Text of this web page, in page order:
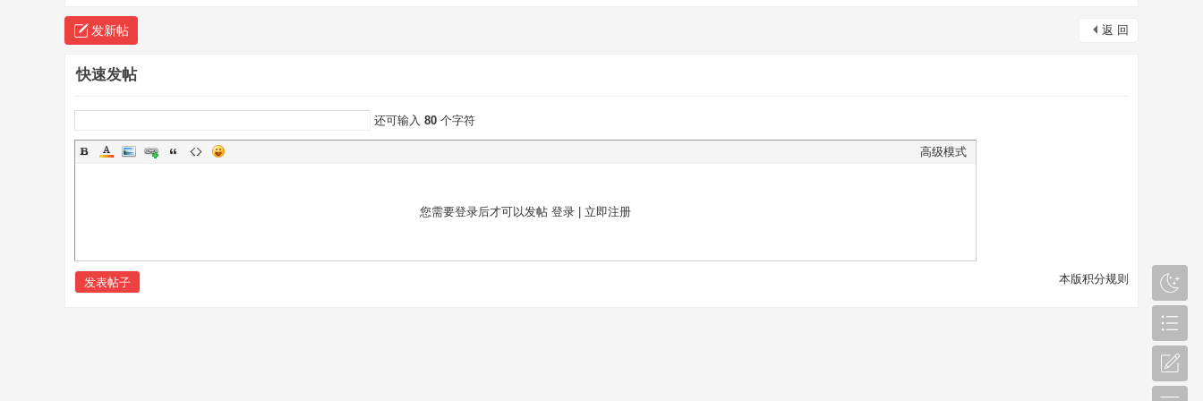
返 回
发新帖
快速发帖
还可输入 80 个字符
高级模式
您需要登录后才可以发帖 登录 立即注册
本版积分规则
发表帖子